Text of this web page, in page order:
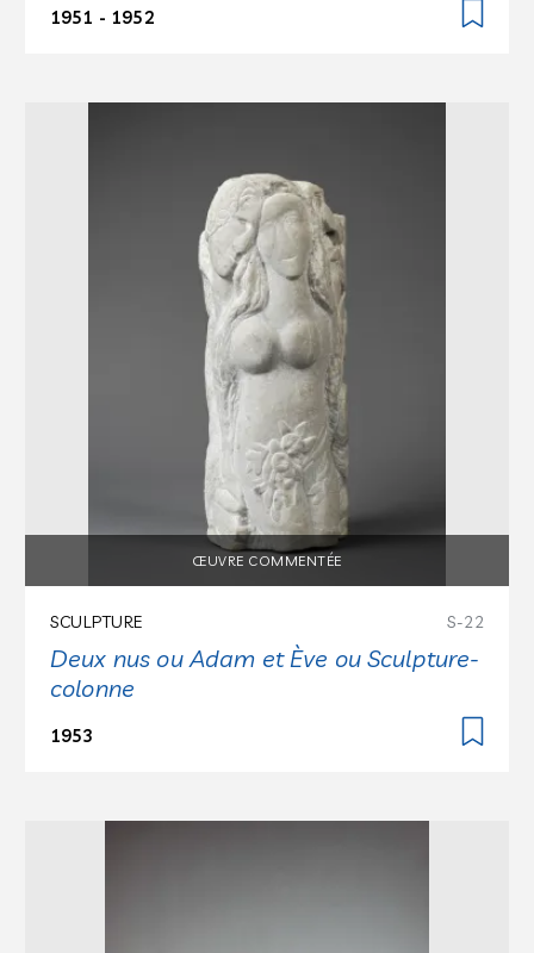
1951 - 1952
ŒUVRE COMMENTÉE
SCULPTURE S-22
Deux nus ou Adam et Ève ou Sculpture-
colonne
1953